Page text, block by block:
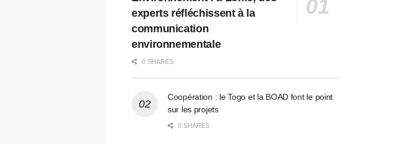
experts réfléchissent à la
communication
environnementale
0 SHARES
Coopération : le Togo et la BOAD font le point
sur les projets
0 SHARES